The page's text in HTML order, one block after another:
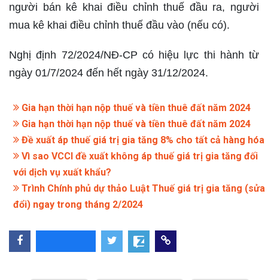
người bán kê khai điều chỉnh thuế đầu ra, người
mua kê khai điều chỉnh thuế đầu vào (nếu có).
Nghị định 72/2024/NĐ-CP có hiệu lực thi hành từ
ngày 01/7/2024 đến hết ngày 31/12/2024.
Gia hạn thời hạn nộp thuế và tiền thuê đất năm 2024
Gia hạn thời hạn nộp thuế và tiền thuê đất năm 2024
Đề xuất áp thuế giá trị gia tăng 8% cho tất cả hàng hóa
Vì sao VCCI đề xuất không áp thuế giá trị gia tăng đối
với dịch vụ xuất khẩu?
Trình Chính phủ dự thảo Luật Thuế giá trị gia tăng (sửa
đổi) ngay trong tháng 2/2024